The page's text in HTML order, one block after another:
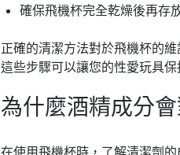
確保飛機杯完全乾燥後再存
正確的清潔方法對於飛機杯的
這些步驟可以讓您的性愛玩具
為什麼酒精成分
在使用飛機杯時，了解清潔劑